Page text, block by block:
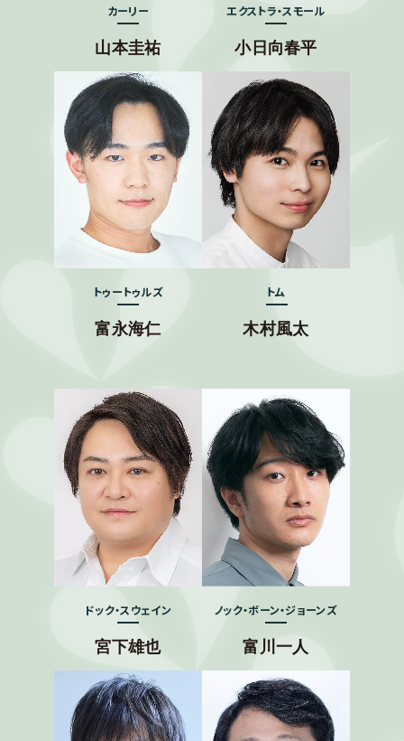
カーリー
山本圭祐
エクストラ・スモール
小日向春平
トゥートゥルズ
富永海仁
トム
木村風太
ドック・スウェイン
宮下雄也
ノック・ボーン・ジョーンズ
富川一人